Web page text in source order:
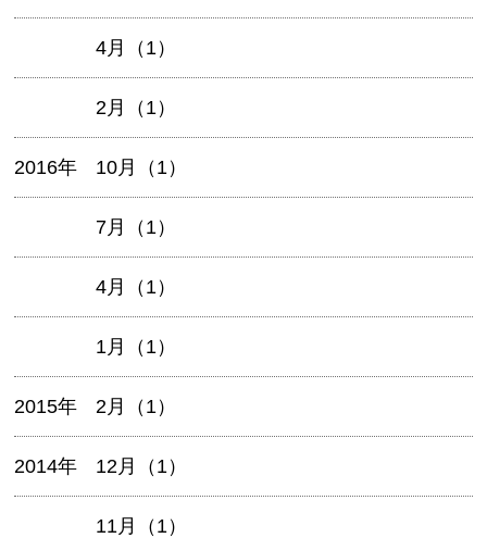
4月（1）
2月（1）
2016年 10月（1）
7月（1）
4月（1）
1月（1）
2015年 2月（1）
2014年 12月（1）
11月（1）